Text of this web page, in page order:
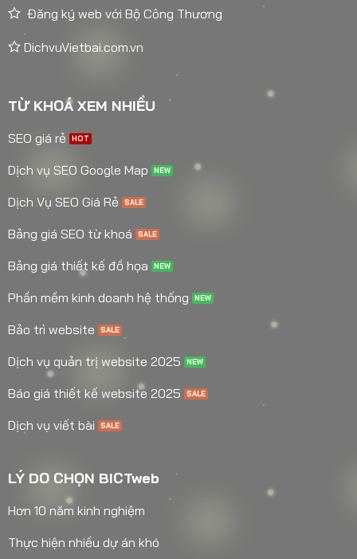
Đăng ký web với Bộ Công Thương
DichvuVietbai.com.vn
TỪ KHOÁ XEM NHIỀU
SEO giá rẻ
Dịch vụ SEO Google Map
Dịch Vụ SEO Giá Rẻ
Bảng giá SEO từ khoá
Bảng giá thiết kế đồ họa
Phần mềm kinh doanh hệ thống
Bảo trì website
Dịch vụ quản trị website 2025
Báo giá thiết kế website 2025
Dịch vụ viết bài
LÝ DO CHỌN BICTweb
Hơn 10 năm kinh nghiệm
Thực hiện nhiều dự án khó